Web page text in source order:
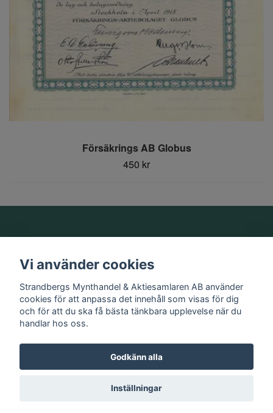
Försäkrings AB Globus
450 kr
Information
Sociala medier
© 2026 Strandbergs Mynthandel & Aktiesamlaren AB
Vi använder cookies
Strandbergs Mynthandel & Aktiesamlaren AB använder
cookies för att anpassa det innehåll som visas för dig
och för att du ska få bästa tänkbara upplevelse när du
handlar hos oss.
Godkänn alla
Inställningar